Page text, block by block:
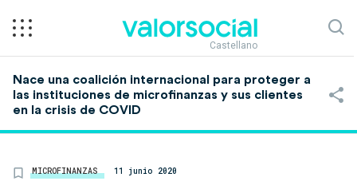
Castellano
Nace una coalición internacional para proteger a
las instituciones de microfinanzas y sus clientes
en la crisis de COVID
MICROFINANZAS 11 junio 2020